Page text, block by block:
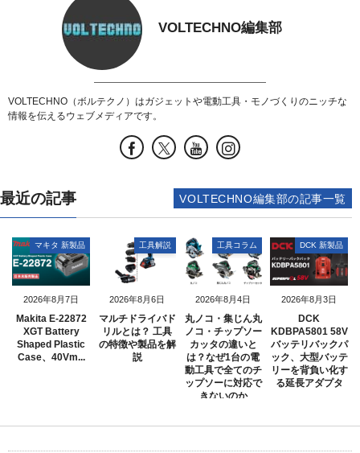
VOLTECHNO編集部
VOLTECHNO（ボルテクノ）はガジェットや電動工具・モノづくりのニッチな
情報を伝えるウェブメディアです。
最近の記事
2026年8月7日
マキタ 新製品
Makita E-22872
XGT Battery
Shaped Plastic
Case、40Vm...
2026年8月6日
工具解説
マルチドライバド
リルとは？ 工具
の特徴や製品を解
説
2026年8月4日
工具コラム
丸ノコ・集じん丸
ノコ・チップソー
カッタの違いと
は？なぜ1台の電
動工具で全てのチ
ップソーに対応で
きないのか
2026年8月3日
DCK 新製品
DCK
KDBPA5801 58V
バッテリバックパ
ック、大型バッテ
リーを背負い化す
る延長アダプタ
VOLTECHNO編集部の記事一覧